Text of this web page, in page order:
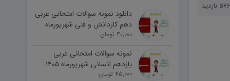
576 بازدید
دانلود نمونه سوالات امتحانی عربی
دهم کاردانش و فنی شهریورماه
۱۴۰۵ word
40,000 تومان
نمونه سوالات امتحانی عربی
یازدهم انسانی شهریورماه ۱۴۰۵
word
45,000 تومان